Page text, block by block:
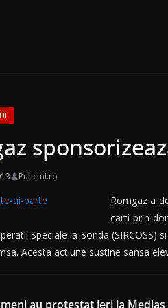
Punctul.ro
Romgaz a
carti prin
Speciale la Sonda
Acesta actiune sustine sansa
au protestat ieri la Mediaș